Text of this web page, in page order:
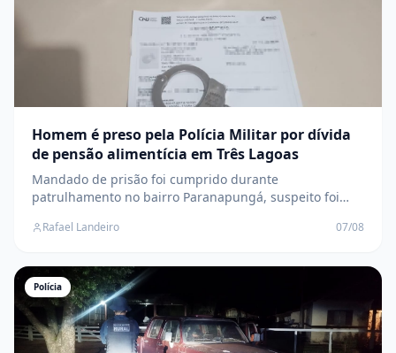
Homem é preso pela Polícia Militar por dívida
de pensão alimentícia em Três Lagoas
Mandado de prisão foi cumprido durante
patrulhamento no bairro Paranapungá, suspeito foi
Justiça
Rafael Landeiro 07/08
Polícia